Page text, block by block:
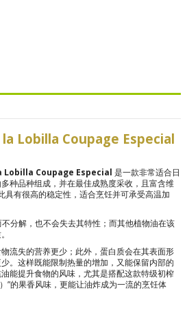
Lobilla Coupage Especial
Lobilla Coupage Especial 是一款非常适合日
种品种组成，并在最佳成熟度采收，且富含维
具有很高的稳定性，适合烹饪并可承受高温加
分解，也不会失去其特性；而其他植物油在该
流失的营养更少；此外，蛋白质会在其表面形
。这样既能限制热量的增加，又能保留内部的
能提升食物的风味，尤其是搭配这款特级初榨
”的果香风味，更能让油炸成为一流的烹饪体